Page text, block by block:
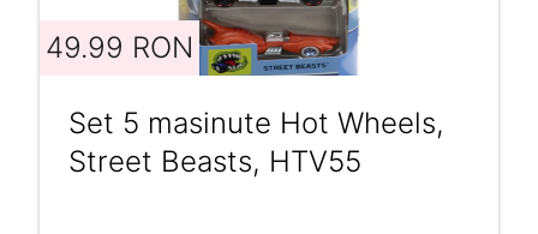
49.99 RON
Set 5 masinute Hot Wheels,
Street Beasts, HTV55